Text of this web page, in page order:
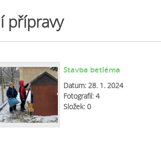
přípravy
Stavba betléma
Datum: 28. 1. 2024
Fotografií: 4
Složek: 0